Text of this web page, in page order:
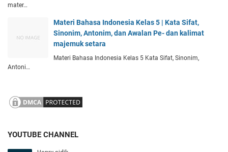
mater…
Materi Bahasa Indonesia Kelas 5 | Kata Sifat,
Sinonim, Antonim, dan Awalan Pe- dan kalimat
majemuk setara
Materi Bahasa Indonesia Kelas 5 Kata Sifat, Sinonim,
Antoni…
YOUTUBE CHANNEL